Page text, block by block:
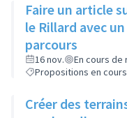
Faire un article
le Rillard avec
parcours
16 nov.
En cours de
Propositions en
Créer des